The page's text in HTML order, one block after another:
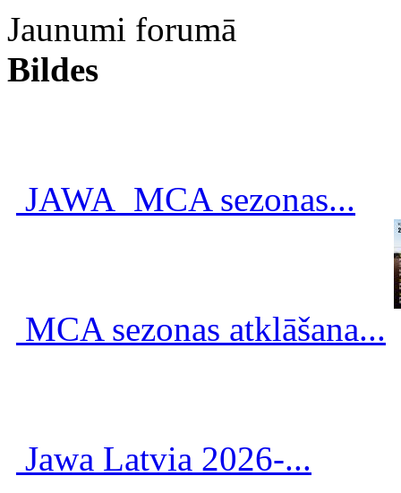
Jaunumi forumā
Bildes
JAWA_MCA sezonas...
MCA sezonas atklāšana...
Jawa Latvia 2026-...